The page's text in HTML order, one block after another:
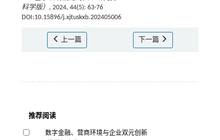
科学版） , 2024, 44(5): 63-76
DOI:10.15896/j.xjtuskxb.202405006
上一篇 下一篇